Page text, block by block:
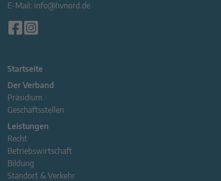
E-Mail: info@hvnord.de
Startseite
Der Verband
Präsidium
Geschäftsstellen
Leistungen
Recht
Betriebswirtschaft
Bildung
Standort & Verkehr